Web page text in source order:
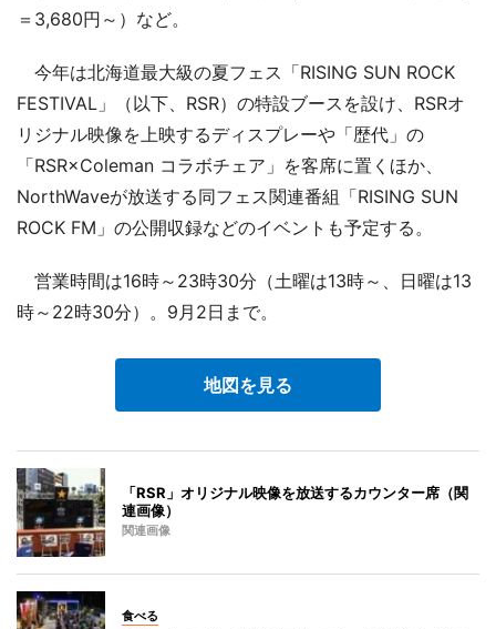
＝3,680円～）など。
今年は北海道最大級の夏フェス「RISING SUN ROCK
FESTIVAL」（以下、RSR）の特設ブースを設け、RSRオ
リジナル映像を上映するディスプレーや「歴代」の
「RSR×Coleman コラボチェア」を客席に置くほか、
NorthWaveが放送する同フェス関連番組「RISING SUN
ROCK FM」の公開収録などのイベントも予定する。
営業時間は16時～23時30分（土曜は13時～、日曜は13
時～22時30分）。9月2日まで。
地図を見る
「RSR」オリジナル映像を放送するカウンター席（関
連画像）
関連画像
食べる